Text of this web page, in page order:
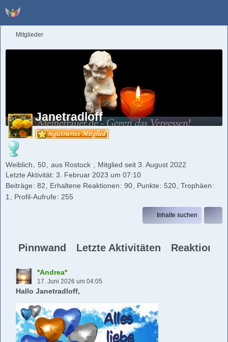
Mitglieder
Janetradloff
Weiblich 50 aus Rostock
Mitglied seit 3. August 2022
Letzte Aktivität: 3. Februar 2023 um 07:10
Beiträge
82 Erhaltene Reaktionen 90 Punkte 520 Trophäen
1
Profil-Aufrufe 255
Inhalte suchen
Pinnwand Letzte Aktivitäten Reaktionen
*Andrea*
17. Juni 2026 um 04:05
Hallo Janetradloff,